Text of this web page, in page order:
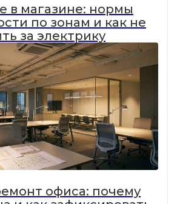
в магазине: нормы
по зонам и как не
за электрику
офиса: почему